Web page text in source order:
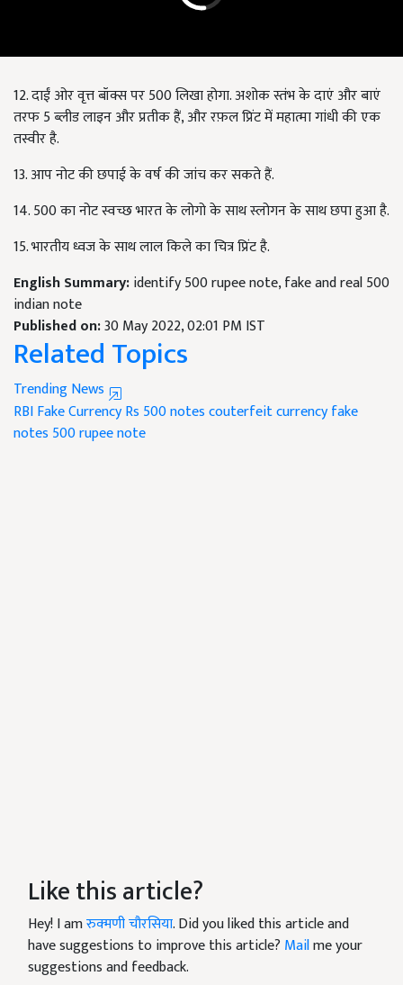
12. दाईं ओर वृत्त बॉक्स पर500 लिखा होगा. अशोक स्तंभ के दाएं और बाएं
तरफ5 ब्लीड लाइन और प्रतीक हैं, और रफ़ल प्रिंट में महात्मा गांधी की एक
तस्वीर है.
13. आप नोट की छपाई के वर्ष की जांच कर सकते हैं.
14. 500 का नोट स्वच्छ भारत के लोगो के साथ स्लोगन के साथ छपा हुआ है.
15. भारतीय ध्वज के साथ लाल किले का चित्र प्रिंट है.
English Summary:identify 500 rupee note, fake and real 500
indian note
Published on:30 May 2022, 02:01 PM IST
Related Topics
Trending News
RBIFake CurrencyRs 500 notescouterfeit currencyfake
notes 500 rupee note
Like this article?
Hey! I amरुक्मणी चौरसिया. Did you liked this article and
have suggestions to improve this article? Mailme your
suggestions and feedback.